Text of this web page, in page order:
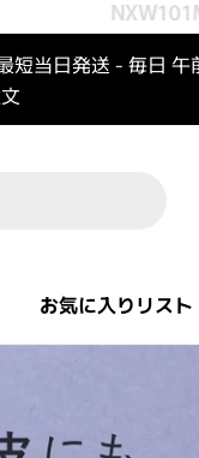
短当日発送 - 毎日 午
お気に入りリスト